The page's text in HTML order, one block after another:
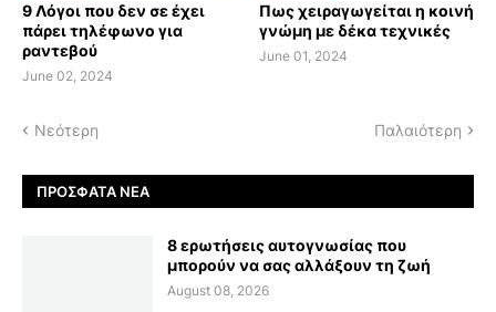
9 Λόγοι που δεν σε έχει
πάρει τηλέφωνο για
ραντεβού
June 02, 2024
Πως χειραγωγείται η κοινή
γνώμη με δέκα τεχνικές
June 01, 2024
Νεότερη Παλαιότερη
ΠΡΌΣΦΑΤΑ ΝΈΑ
8 ερωτήσεις αυτογνωσίας που
μπορούν να σας αλλάξουν τη ζωή
August 08, 2026